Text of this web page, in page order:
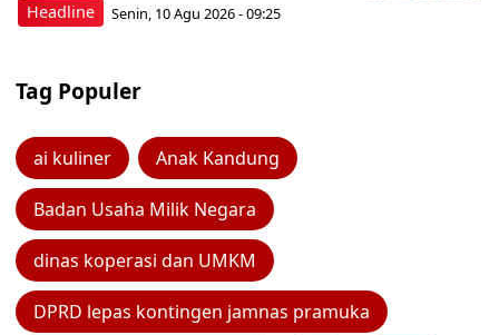
Headline Senin, 10 Agu 2026 - 09:25
Tag Populer
ai kuliner Anak Kandung
Badan Usaha Milik Negara
dinas koperasi dan UMKM
DPRD lepas kontingen jamnas pramuka